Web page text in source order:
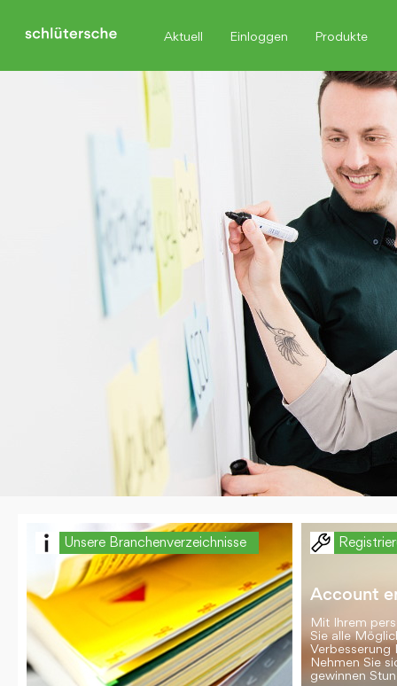
Aktuell Einloggen Produkte
Unsere Branchenverzeichnisse
Account
Mit Ihrem
Sie alle
Verbesserung
Nehmen Sie
gewinnen